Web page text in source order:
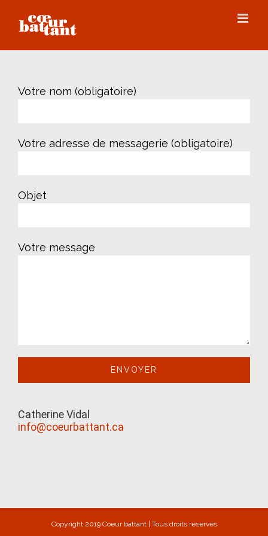
Votre nom (obligatoire)
Votre adresse de messagerie (obligatoire)
Objet
Votre message
Catherine Vidal
info@coeurbattant.ca
Copyright 2019 Coeur battant | Tous droits réservés